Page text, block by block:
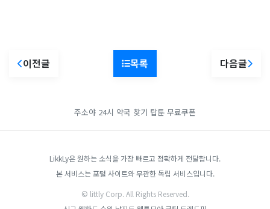
이전글 목록 다음글
주소야 24시 약국 찾기 탑툰 무료쿠폰
LikkLy은 원하는 소식을 가장 빠르고 정확하게 전달합니다.
본 서비스는 포털 사이트와 무관한 독립 서비스입니다.
© littly Corp. All Rights Reserved.